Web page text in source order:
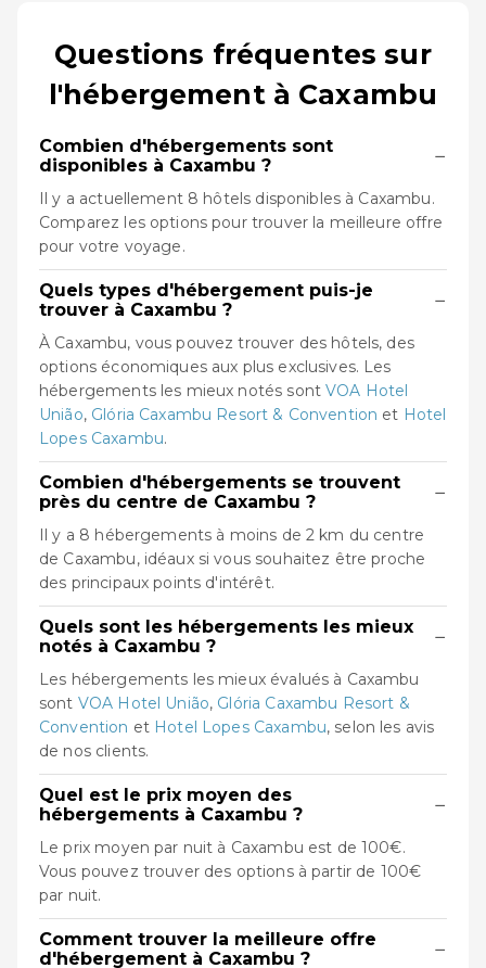
Questions fréquentes sur
l'hébergement à Caxambu
Combien d'hébergements sont
disponibles à Caxambu ?
−
Il y a actuellement 8 hôtels disponibles à Caxambu.
Comparez les options pour trouver la meilleure offre
pour votre voyage.
Quels types d'hébergement puis-je
trouver à Caxambu ?
−
À Caxambu, vous pouvez trouver des hôtels, des
options économiques aux plus exclusives. Les
hébergements les mieux notés sontVOA Hotel
União, Glória Caxambu Resort & Convention et Hotel
Lopes Caxambu.
Combien d'hébergements se trouvent
près du centre de Caxambu ?
−
Il y a 8 hébergements à moins de 2 km du centre
de Caxambu, idéaux si vous souhaitez être proche
des principaux points d'intérêt.
Quels sont les hébergements les mieux
notés à Caxambu ?
−
Les hébergements les mieux évalués à Caxambu
sont VOA Hotel União, Glória Caxambu Resort &
Convention et Hotel Lopes Caxambu, selon les avis
de nos clients.
Quel est le prix moyen des
hébergements à Caxambu ?
−
Le prix moyen par nuit à Caxambu est de 100€.
Vous pouvez trouver des options à partir de 100€
par nuit.
Comment trouver la meilleure offre
d'hébergement à Caxambu ?
−